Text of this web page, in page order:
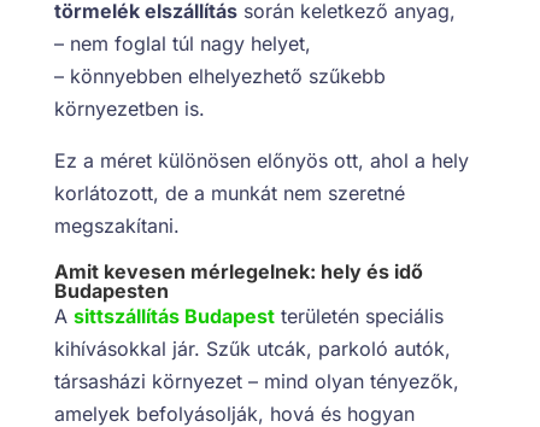
törmelék elszállítássorán keletkező anyag,
– nem foglal túl nagy helyet,
– könnyebben elhelyezhető szűkebb
környezetben is.
Ez a méret különösen előnyös ott, ahol a hely
korlátozott, de a munkát nem szeretné
megszakítani.
Amit kevesen mérlegelnek: hely és idő
Budapesten
A sittszállítás Budapestterületén speciális
kihívásokkal jár. Szűk utcák, parkoló autók,
társasházi környezet – mind olyan tényezők,
amelyek befolyásolják, hová és hogyan